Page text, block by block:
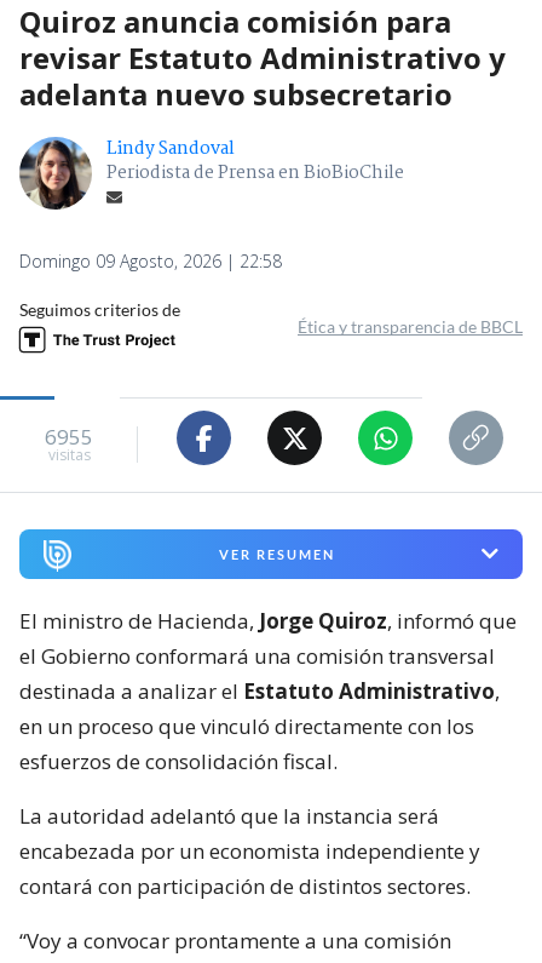
Quiroz anuncia comisión para
revisar Estatuto Administrativo y
adelanta nuevo subsecretario
Lindy Sandoval
Periodista de Prensa en BioBioChile
Domingo 09 Agosto, 2026 | 22:58
Seguimos criterios de
Ética y transparencia de BBCL
6955
visitas
VER RESUMEN
El ministro de Hacienda, Jorge Quiroz, informó que
el Gobierno conformará una comisión transversal
destinada a analizar el Estatuto Administrativo,
en un proceso que vinculó directamente con los
esfuerzos de consolidación fiscal.
La autoridad adelantó que la instancia será
encabezada por un economista independiente y
contará con participación de distintos sectores.
“Voy a convocar prontamente a una comisión